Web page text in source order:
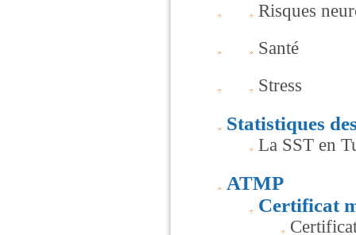
Risques
Santé
Stress
Statistiques
La SST en
ATMP
Certificat